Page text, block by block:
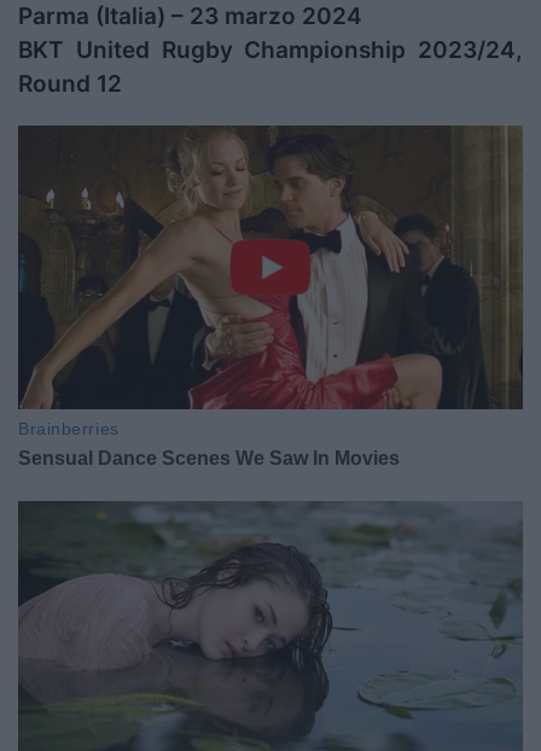
Parma (Italia) – 23 marzo 2024
BKT United Rugby Championship 2023/24,
Round 12